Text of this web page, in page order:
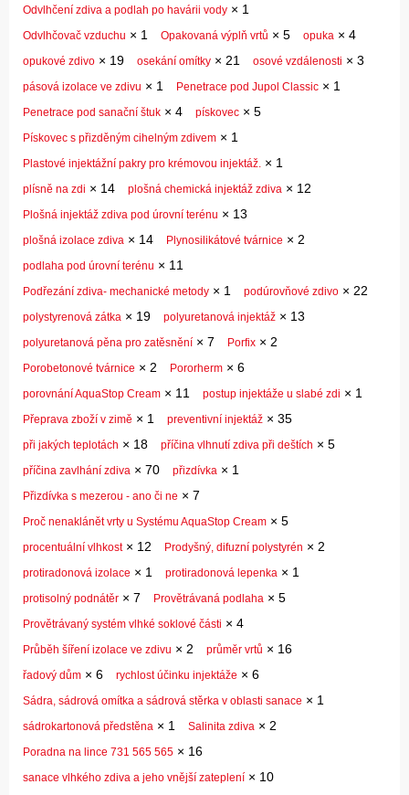
Odvlhčení zdiva a podlah po havárii vody × 1
Odvlhčovač vzduchu × 1 Opakovaná výplň vrtů × 5 opuka × 4
opukové zdivo × 19 osekání omítky × 21 osové vzdálenosti × 3
pásová izolace ve zdivu × 1 Penetrace pod Jupol Classic × 1
Penetrace pod sanační štuk × 4 pískovec × 5
Pískovec s přizděným cihelným zdivem × 1
Plastové injektážní pakry pro krémovou injektáž. × 1
plísně na zdi × 14 plošná chemická injektáž zdiva × 12
Plošná injektáž zdiva pod úrovní terénu × 13
plošná izolace zdiva × 14 Plynosilikátové tvárnice × 2
podlaha pod úrovní terénu × 11
Podřezání zdiva- mechanické metody × 1 podúrovňové zdivo × 22
polystyrenová zátka × 19 polyuretanová injektáž × 13
polyuretanová pěna pro zatěsnění × 7 Porfix × 2
Porobetonové tvárnice × 2 Pororherm × 6
porovnání AquaStop Cream × 11 postup injektáže u slabé zdi × 1
Přeprava zboží v zimě × 1 preventivní injektáž × 35
při jakých teplotách × 18 příčina vlhnutí zdiva při deštích × 5
příčina zavlhání zdiva × 70 přizdívka × 1
Přizdívka s mezerou - ano či ne × 7
Proč nenaklánět vrty u Systému AquaStop Cream × 5
procentuální vlhkost× 12 Prodyšný, difuzní polystyrén × 2
protiradonová izolace × 1 protiradonová lepenka × 1
protisolný podnátěr × 7 Provětrávaná podlaha × 5
Provětrávaný systém vlhké soklové části × 4
Průběh šíření izolace ve zdivu × 2 průměr vrtů × 16
řadový dům × 6 rychlost účinku injektáže × 6
Sádra, sádrová omítka a sádrová stěrka v oblasti sanace × 1
sádrokartonová předstěna × 1 Salinita zdiva × 2
Poradna na lince 731 565 565 × 16
sanace vlhkého zdiva a jeho vnější zateplení × 10